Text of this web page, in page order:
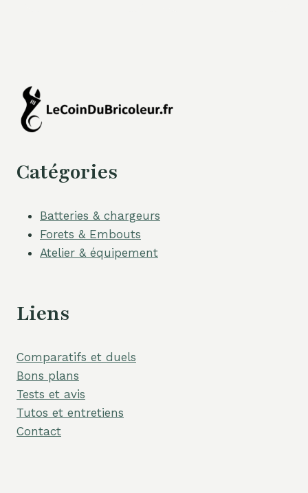
Catégories
Batteries & chargeurs
Forets & Embouts
Atelier & équipement
Liens
Comparatifs et duels
Bons plans
Tests et avis
Tutos et entretiens
Contact